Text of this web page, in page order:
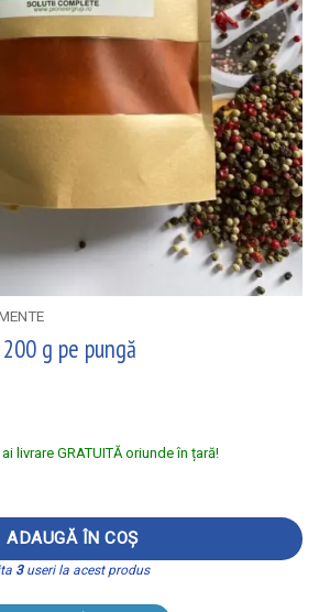
200 g pe pungă
livrare GRATUITĂ oriunde în țară!
200 g pe pungă
ADAUGĂ ÎN COȘ
3useri la acest produs